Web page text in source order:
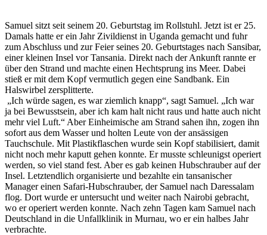
Samuel sitzt seit seinem 20. Geburtstag im Rollstuhl. Jetzt ist er 25.
Damals hatte er ein Jahr Zivildienst in Uganda gemacht und fuhr
zum Abschluss und zur Feier seines 20. Geburtstages nach Sansibar,
einer kleinen Insel vor Tansania. Direkt nach der Ankunft rannte er
über den Strand und machte einen Hechtsprung ins Meer. Dabei
stieß er mit dem Kopf vermutlich gegen eine Sandbank. Ein
Halswirbel zersplitterte.
„Ich würde sagen, es war ziemlich knapp“, sagt Samuel. „Ich war
ja bei Bewusstsein, aber ich kam halt nicht raus und hatte auch nicht
mehr viel Luft.“ Aber Einheimische am Strand sahen ihn, zogen ihn
sofort aus dem Wasser und holten Leute von der ansässigen
Tauchschule. Mit Plastikflaschen wurde sein Kopf stabilisiert, damit
nicht noch mehr kaputt gehen konnte. Er musste schleunigst operiert
werden, so viel stand fest. Aber es gab keinen Hubschrauber auf der
Insel. Letztendlich organisierte und bezahlte ein tansanischer
Manager einen Safari-Hubschrauber, der Samuel nach Daressalam
flog. Dort wurde er untersucht und weiter nach Nairobi gebracht,
wo er operiert werden konnte. Nach zehn Tagen kam Samuel nach
Deutschland in die Unfallklinik in Murnau, wo er ein halbes Jahr
verbrachte.